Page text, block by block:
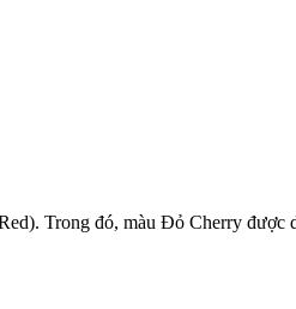
Trong đó, màu Đỏ Cherry được